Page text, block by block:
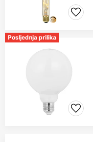
Posljednja prilika